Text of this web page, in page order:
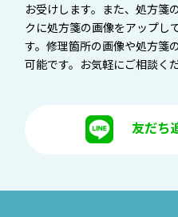
お受けします。また、処方箋
クに処方箋の画像をアップし
す。修理箇所の画像や処方箋
可能です。お気軽にご相談くだ
友だち